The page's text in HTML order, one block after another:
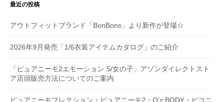
ン
最近の投稿
アウトフィットブランド「BonBons」より新作が登場☆
2026年9月発売「1/6衣装アイテムカタログ」のご紹介
「ピュアニーモ2エモーション S/女の子」アゾンダイレクトスト
ア店頭販売方法についてのご案内
ピュアニーモフレクション・ピュアニーモ2・Q’z BODY・ピコニ